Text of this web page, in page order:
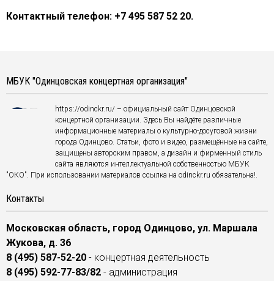
Контактный телефон: +7 495 587 52 20.
МБУК "Одинцовская концертная организация"
https://odinckr.ru/ – официальный сайт Одинцовской
концертной организации. Здесь Вы найдёте различные
информационные материалы о культурно-досуговой жизни
города Одинцово. Статьи, фото и видео, размещённые на сайте,
защищены авторским правом, а дизайн и фирменный стиль
сайта являются интеллектуальной собственностью МБУК
"ОКО". При использовании материалов ссылка на odinckr.ru обязательна!.
Контакты
Московская область, город Одинцово, ул. Маршала
Жукова, д. 36
8 (495) 587-52-20 - концертная деятельность
8 (495) 592-77-83/82 - администрация